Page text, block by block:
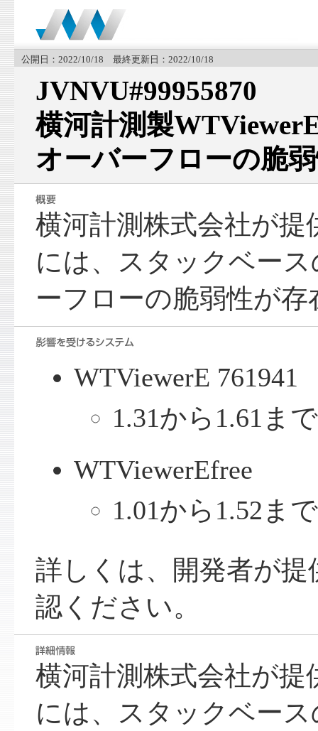
公開日：2022/10/18 最終更新日：2022/10/18
JVNVU#99955870
横河計測製
オーバーフローの脆
横河計測株式会社が提
には、スタックベー
ーフローの脆弱性が存
WTViewerE 761941
1.31から1.61まで
WTViewerEfree
1.01から1.52まで
詳しくは、開発者が
認ください。
横河計測株式会社が提
には、スタックベー